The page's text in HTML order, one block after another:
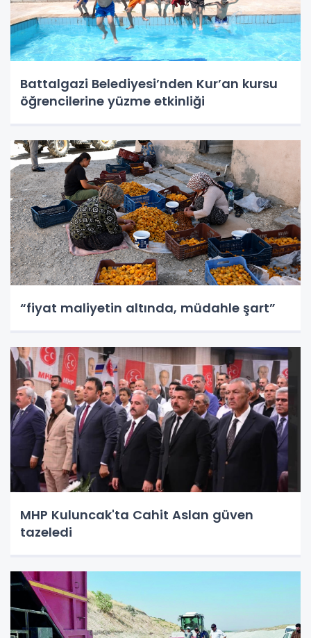
Battalgazi Belediyesi’nden Kur’an kursu
öğrencilerine yüzme etkinliği
“fiyat maliyetin altında, müdahle şart”
MHP Kuluncak'ta Cahit Aslan güven
tazeledi